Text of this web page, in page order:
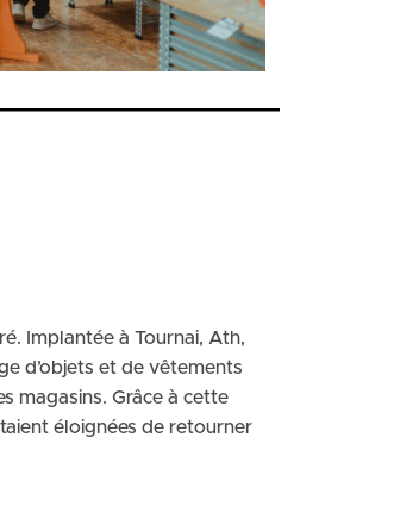
Implantée à Tournai, Ath,
d’objets et de vêtements
magasins. Grâce à cette
éloignées de retourner